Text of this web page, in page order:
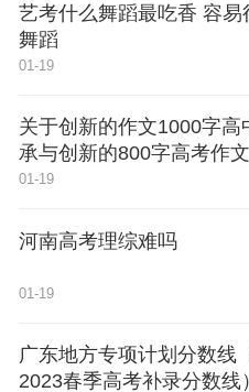
艺考什么舞蹈最吃香 容易
舞蹈
01-19
关于创新的作文1000字高
承与创新的800字高考作文
01-19
河南高考理综难吗
01-19
广东地方专项计划分数线
2023春季高考补录分数线）